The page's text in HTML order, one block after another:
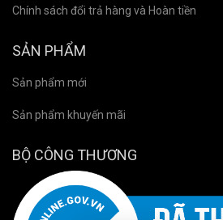
Chính sách đổi trả hàng và Hoàn tiền
SẢN PHẨM
Sản phẩm mới
Sản phẩm khuyến mãi
BỘ CÔNG THƯƠNG